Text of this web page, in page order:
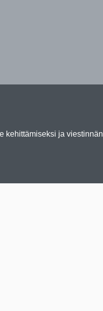
kehittämiseksi ja viestinnän